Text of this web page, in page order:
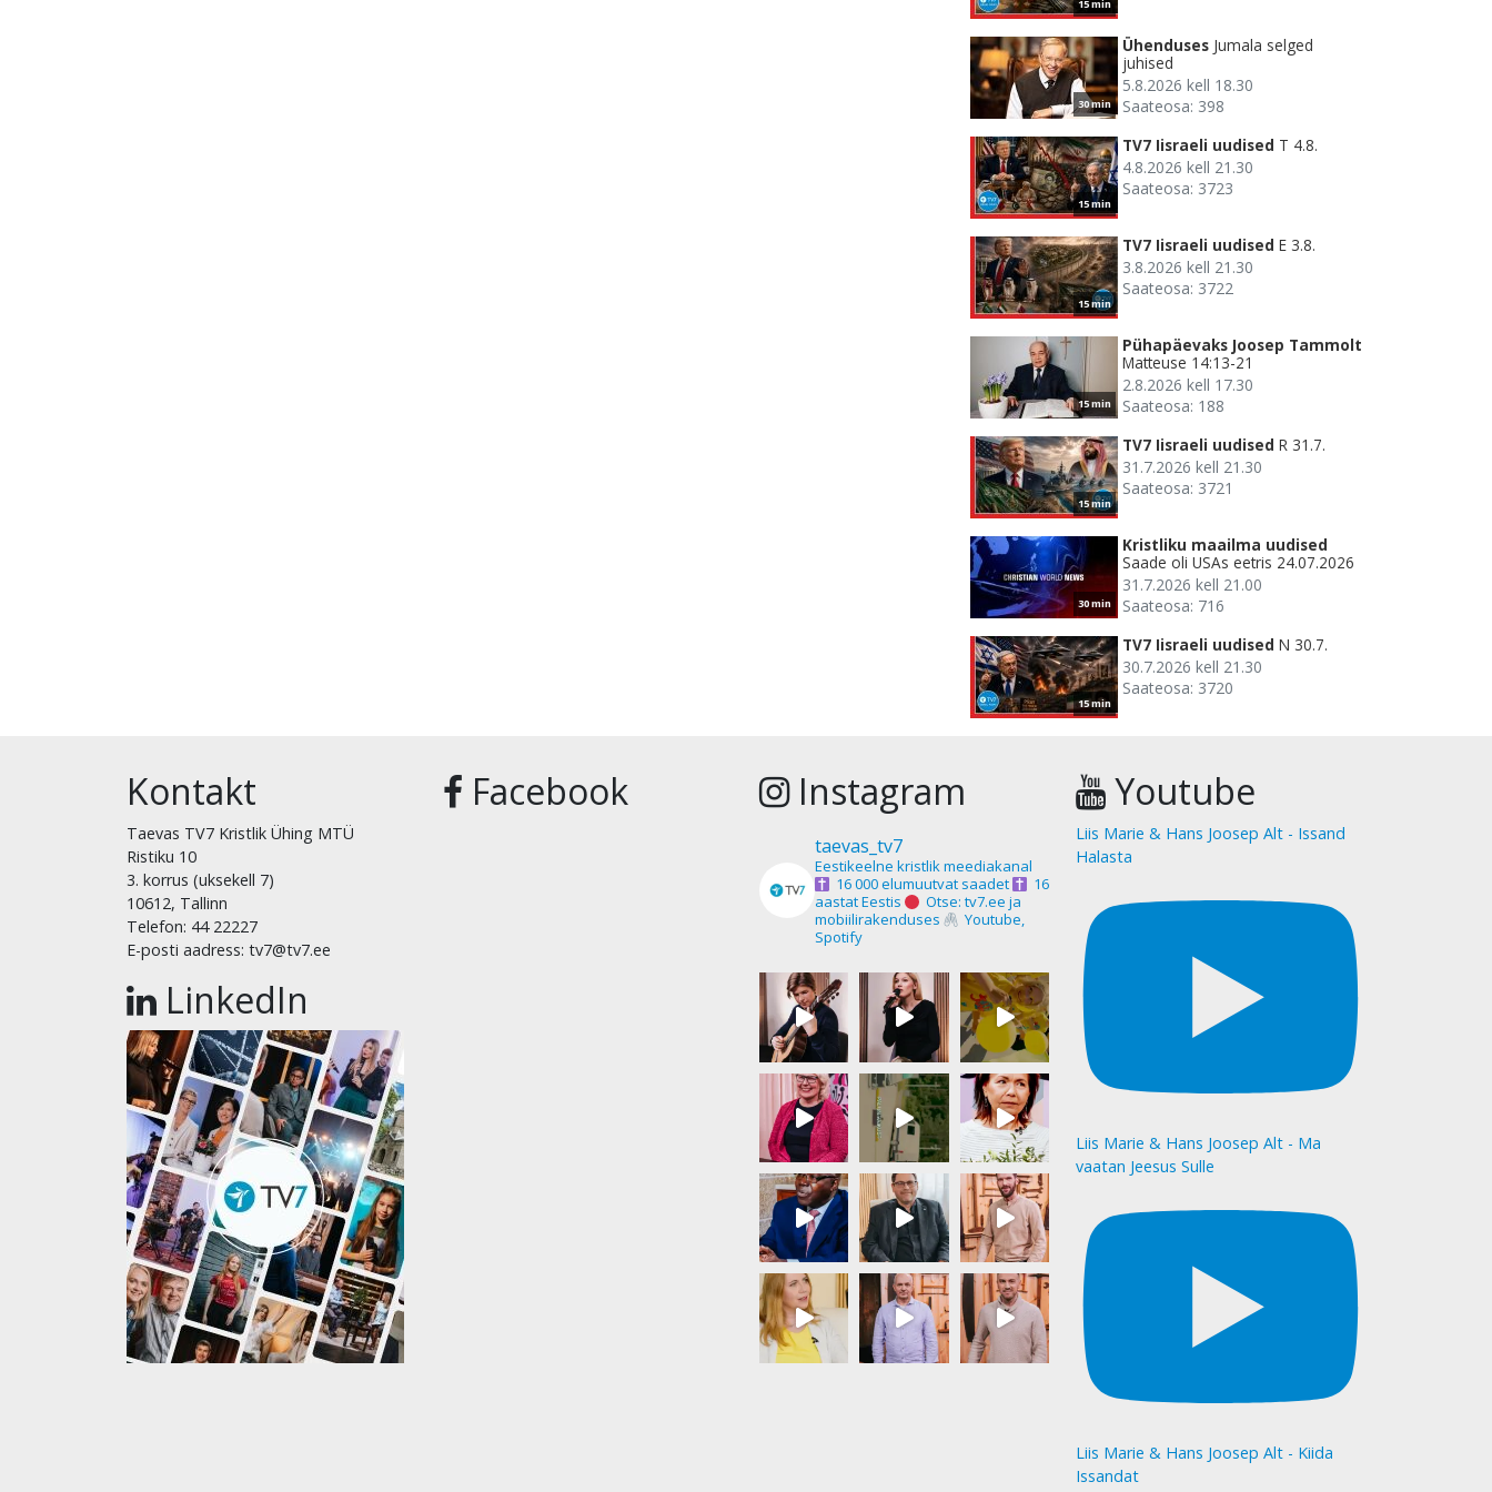
15 min
30 min
Ühenduses Jumala selged
juhised
5.8.2026 kell 18.30
Saateosa: 398
15 min
TV7 Iisraeli uudised T 4.8.
4.8.2026 kell 21.30
Saateosa: 3723
15 min
TV7 Iisraeli uudised E 3.8.
3.8.2026 kell 21.30
Saateosa: 3722
15 min
Pühapäevaks Joosep Tammolt
Matteuse 14:13-21
2.8.2026 kell 17.30
Saateosa: 188
15 min
TV7 Iisraeli uudised R 31.7.
31.7.2026 kell 21.30
Saateosa: 3721
30 min
Kristliku maailma uudised
Saade oli USAs eetris 24.07.2026
31.7.2026 kell 21.00
Saateosa: 716
15 min
TV7 Iisraeli uudised N 30.7.
30.7.2026 kell 21.30
Saateosa: 3720
Kontakt
Taevas TV7 Kristlik Ühing MTÜ
Ristiku 10
3. korrus (uksekell 7)
10612, Tallinn
Telefon: 44 22227
E-posti aadress: tv7@tv7.ee
LinkedIn
Facebook Instagram
taevas_tv7
Eestikeelne kristlik meediakanal
16 000 elumuutvat saadet
16
aastat Eestis
Otse: tv7.ee ja
mobiilirakenduses
Youtube,
Spotify
Youtube
Liis Marie & Hans Joosep Alt - Issand
Halasta
Liis Marie & Hans Joosep Alt - Ma
vaatan Jeesus Sulle
Liis Marie & Hans Joosep Alt - Kiida
Issandat